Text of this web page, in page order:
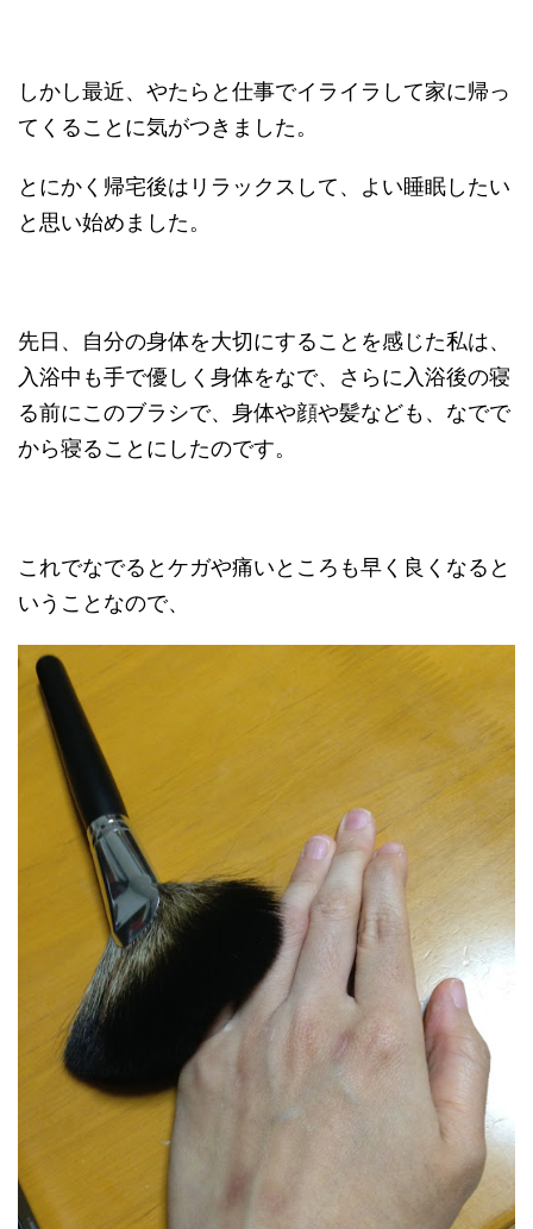
しかし最近、やたらと仕事でイライラして家に帰っ
てくることに気がつきました。
とにかく帰宅後はリラックスして、よい睡眠したい
と思い始めました。
先日、自分の身体を大切にすることを感じた私は、
入浴中も手で優しく身体をなで、さらに入浴後の寝
る前にこのブラシで、身体や顔や髪なども、なでで
から寝ることにしたのです。
これでなでるとケガや痛いところも早く良くなると
いうことなので、